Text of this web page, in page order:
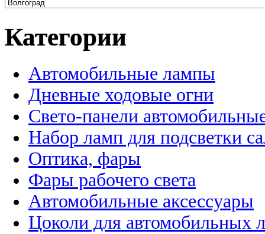
Категории
Автомобильные лампы
Дневные ходовые огни
Свето-панели
Набор ламп для подсветки
Оптика, фары
Фары рабочего света
Автомобильные аксессуары
Цоколи для автомобильных